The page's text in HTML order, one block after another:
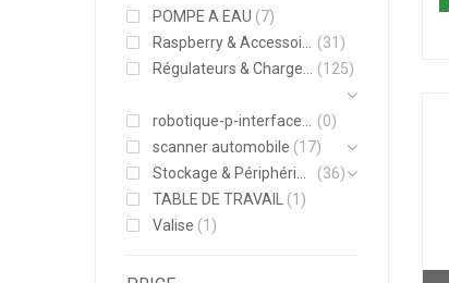
POMPE A EAU (7)
Raspberry & Accessoires
(31)
Régulateurs & Chargeurs
(125)
robotique-p-interface-moteurs-actionneurs
(0)
scanner automobile (17)
Stockage & Périphériques
(36)
TABLE DE TRAVAIL (1)
Valise (1)